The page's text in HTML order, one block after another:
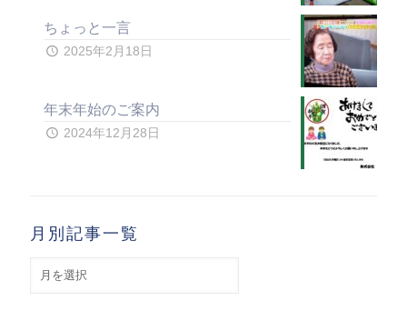
ちょっと一言
2025年2月18日
年末年始のご案内
2024年12月28日
月別記事一覧